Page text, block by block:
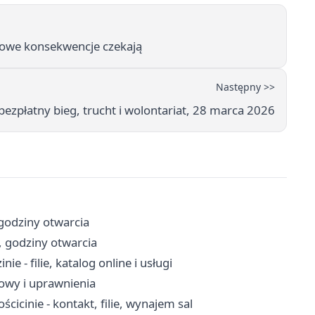
konsekwencje czekają
Następny >>
bieg, trucht i wolontariat, 28 marca 2026
otwarcia
godziny otwarcia
- filie, katalog online i usługi
i uprawnienia
- kontakt, filie, wynajem sal